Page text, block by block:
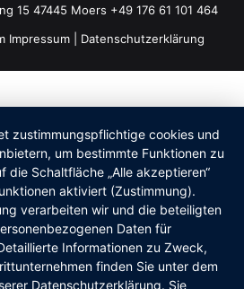
15 47445 Moers +49 176 61 101 464
Impressum Datenschutzerklärung
zustimmungspflichtige cookies und
um bestimmte Funktionen zu
die Schaltfläche „Alle akzeptieren“
aktiviert (Zustimmung).
verarbeiten wir und die beteiligten
Daten für
Informationen zu Zweck,
finden Sie unter dem
Datenschutzerklärung. Sie